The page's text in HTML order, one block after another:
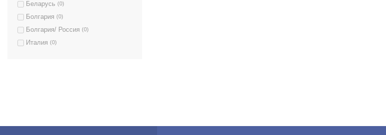
Беларусь (0)
Болгария (0)
Болгария/ Россия (0)
Италия (0)